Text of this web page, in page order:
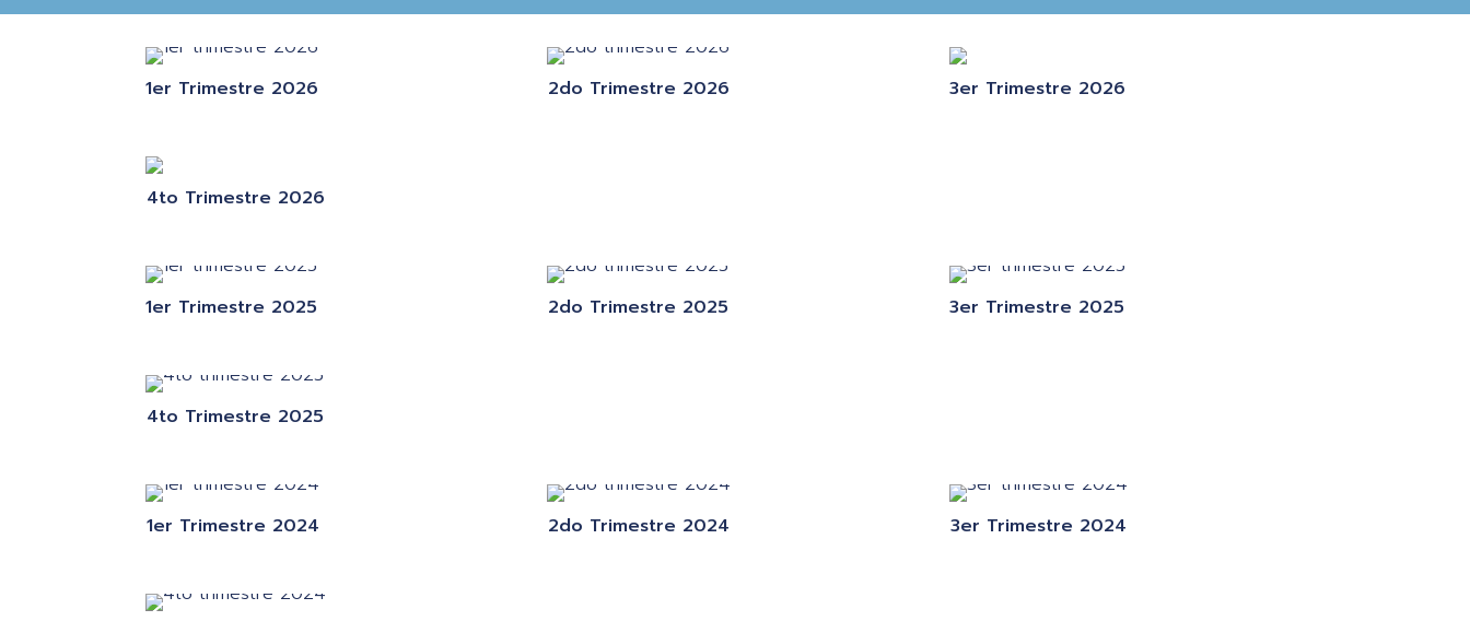
1er Trimestre 2026
4to Trimestre 2026
2do Trimestre 2026 3er Trimestre 2026
1er Trimestre 2025
4to Trimestre 2025
2do Trimestre 2025 3er Trimestre 2025
1er Trimestre 2024 2do Trimestre 2024 3er Trimestre 2024